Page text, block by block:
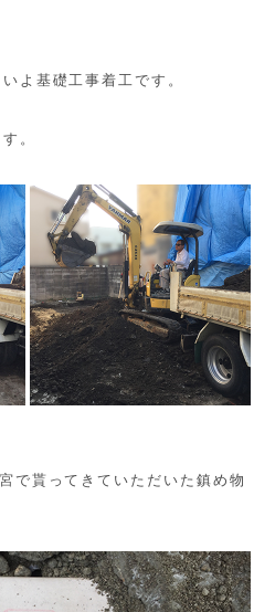
よ基礎工事着工です。
。
で貰ってきていただいた鎮め物